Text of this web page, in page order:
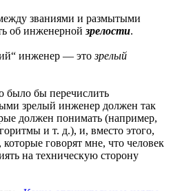
званиями и размытыми
об инженерной зрелости.
инженер — этозрелый
было бы перечислить
зрелый инженер должен так
должен понимать (например,
и т. д.), и, вместо этого,
говорят мне, что человек
на техническую сторону